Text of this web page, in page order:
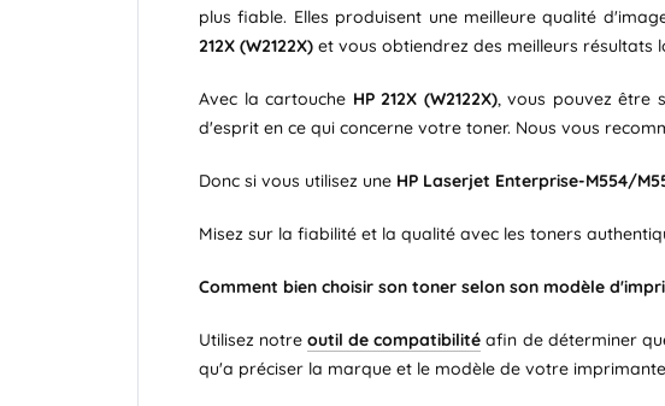
plus fiable. Elles produisent une meilleure qualité
212X (W2122X) et vous obtiendrez des meilleurs résultats
Avec la cartouche HP 212X (W2122X), vous pouvez être
d'esprit en ce qui concerne votre toner. Nous vous
Donc si vous utilisez une HP Laserjet Enterprise-M554/
Misez sur la fiabilité et la qualité avec les toners
Comment bien choisir son toner selon son modèle
Utilisez notreoutil de compatibilité afin de déterminer
qu'a préciser la marque et le modèle de votre